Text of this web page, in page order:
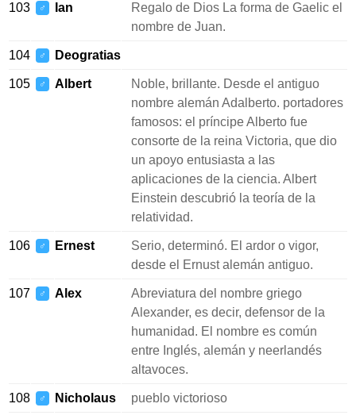
103 ♂ Ian
Regalo de Dios La forma de Gaelic el
nombre de Juan.
104 ♂ Deogratias
105 ♂ Albert
Noble, brillante. Desde el antiguo
nombre alemán Adalberto. portadores
famosos: el príncipe Alberto fue
consorte de la reina Victoria, que dio
un apoyo entusiasta a las
aplicaciones de la ciencia. Albert
Einstein descubrió la teoría de la
relatividad.
106 ♂ Ernest
Serio, determinó. El ardor o vigor,
desde el Ernust alemán antiguo.
107 ♂ Alex
Abreviatura del nombre griego
Alexander, es decir, defensor de la
humanidad. El nombre es común
entre Inglés, alemán y neerlandés
altavoces.
108 ♂ Nicholaus pueblo victorioso